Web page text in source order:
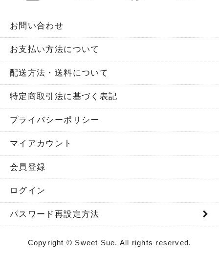
お問い合わせ
お支払い方法について
配送方法・送料について
特定商取引法に基づく表記
プライバシーポリシー
マイアカウント
会員登録
ログイン
パスワード再設定方法
Copyright © Sweet Sue. All rights reserved.